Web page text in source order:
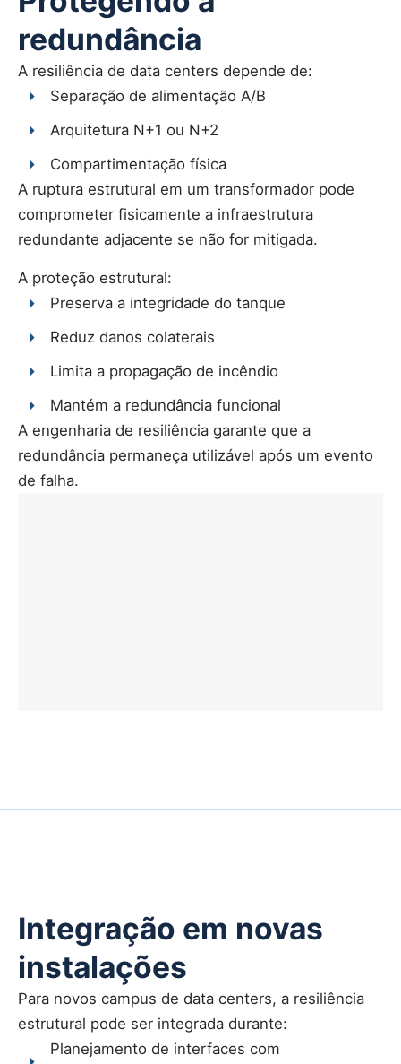
redundância
A resiliência de data centers depende de:
Separação de alimentação A/B
Arquitetura N+1 ou N+2
Compartimentação física
A ruptura estrutural em um transformador pode
comprometer fisicamente a infraestrutura
redundante adjacente se não for mitigada.
A proteção estrutural:
Preserva a integridade do tanque
Reduz danos colaterais
Limita a propagação de incêndio
Mantém a redundância funcional
A engenharia de resiliência garante que a
redundância permaneça utilizável após um evento
de falha.
Integração em novas
instalações
Para novos campus de data centers, a resiliência
estrutural pode ser integrada durante:
Planejamento de interfaces com